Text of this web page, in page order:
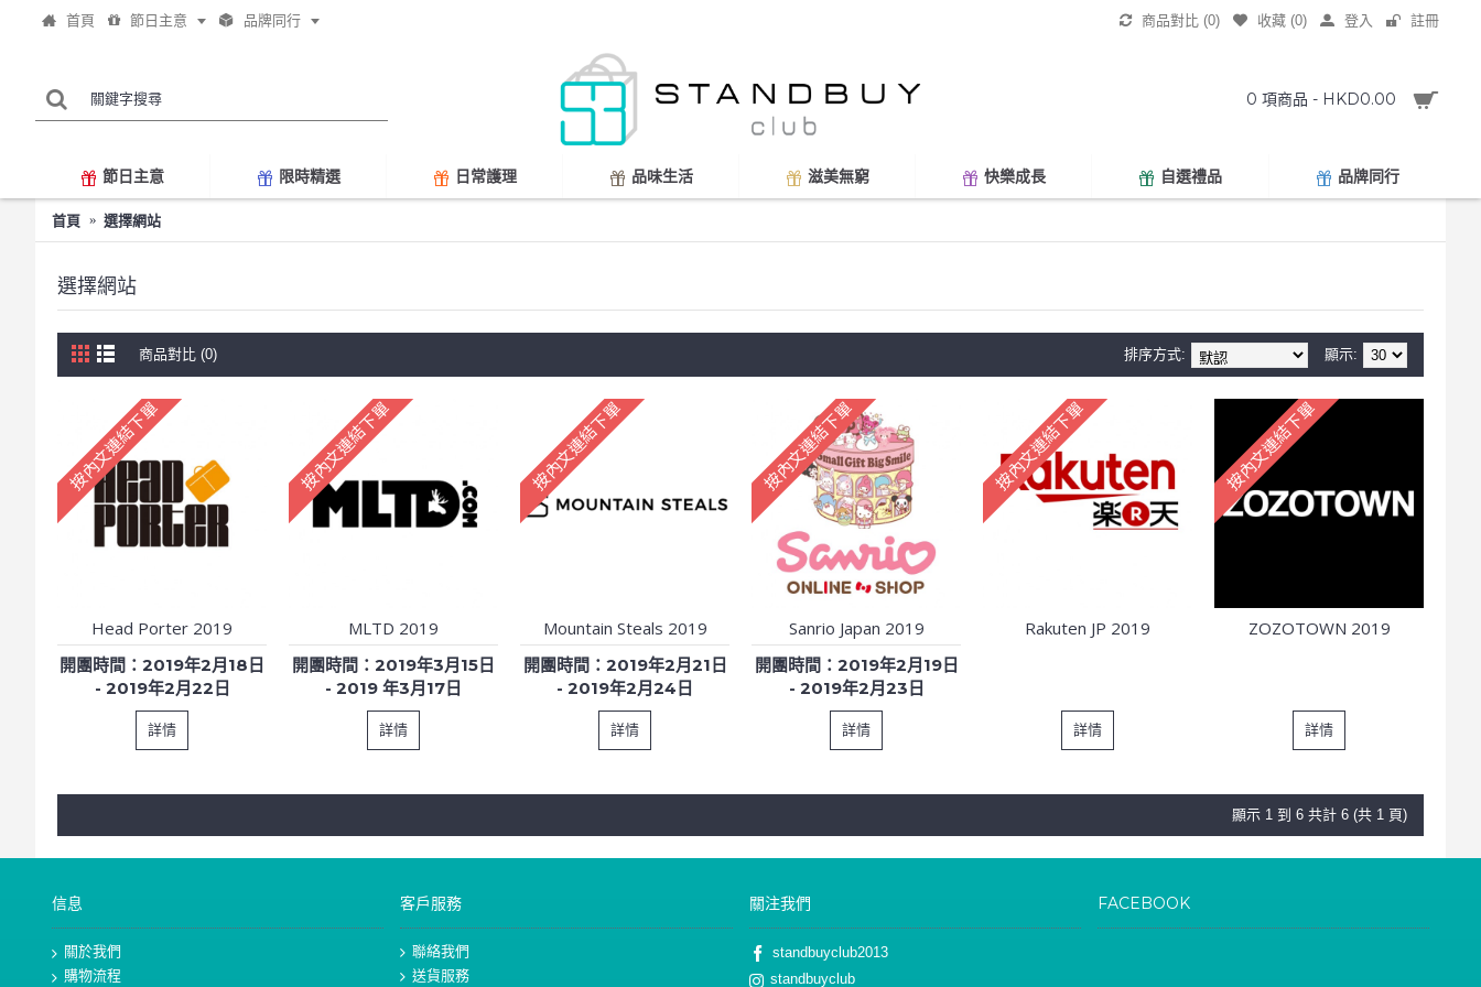
首頁 節日主意 品牌同行 商品對比 (0) 收藏 (0) 登入 註冊
0 項商品 - HKD0.00
節日主意 限時精選 日常護理 品味生活 滋美無窮 快樂成長 自選禮品 品牌同行
首頁 選擇網站
選擇網站
商品對比 (0) 顯示:
排序方式:
按內文連結下單
Head Porter 2019
開團時間：2019年2月18日
- 2019年2月22日
詳情
按內文連結下單
MLTD 2019
開團時間：2019年3月15日
- 2019 年3月17日
詳情
按內文連結下單
Mountain Steals 2019
開團時間：2019年2月21日
- 2019年2月24日
詳情
按內文連結下單
Sanrio Japan 2019
開團時間：2019年2月19日
- 2019年2月23日
詳情
按內文連結下單
Rakuten JP 2019
詳情
按內文連結下單
ZOZOTOWN 2019
詳情
顯示 1 到 6 共計 6 (共 1 頁)
信息
關於我們
購物流程
客戶服務
聯絡我們
送貨服務
關注我們
standbuyclub2013
standbuyclub
FACEBOOK